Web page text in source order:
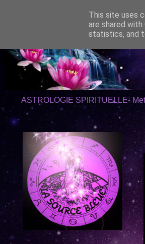
ASTROLOGIE SPIRITUELLE-
This site uses
are shared
statistics, and